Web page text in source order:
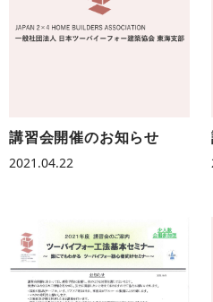
講習会開催のお知らせ
2021.04.22